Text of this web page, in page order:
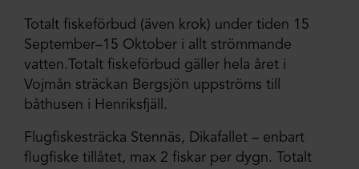
Totalt fiskeförbud (även krok) under tiden 15
September–15 Oktober i allt strömmande
vatten.Totalt fiskeförbud gäller hela året i
Vojmån sträckan Bergsjön uppströms till
båthusen i Henriksfjäll.
Flugfiskesträcka Stennäs, Dikafallet – enbart
flugfiske tillåtet, max 2 fiskar per dygn. Totalt